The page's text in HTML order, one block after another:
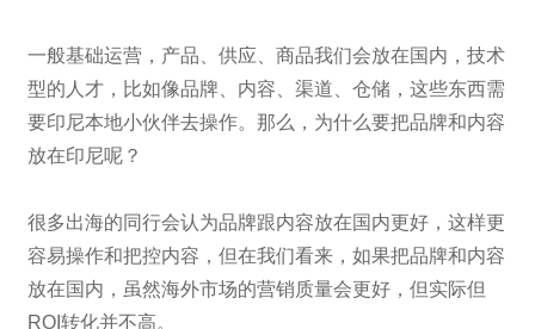
一般基础运营，产品、供应、商品我们会放在国内，技术
型的人才，比如像品牌、内容、渠道、仓储，这些东西需
要印尼本地小伙伴去操作。那么，为什么要把品牌和内容
放在印尼呢？
很多出海的同行会认为品牌跟内容放在国内更好，这样更
容易操作和把控内容，但在我们看来，如果把品牌和内容
放在国内，虽然海外市场的营销质量会更好，但实际但
ROI转化并不高。